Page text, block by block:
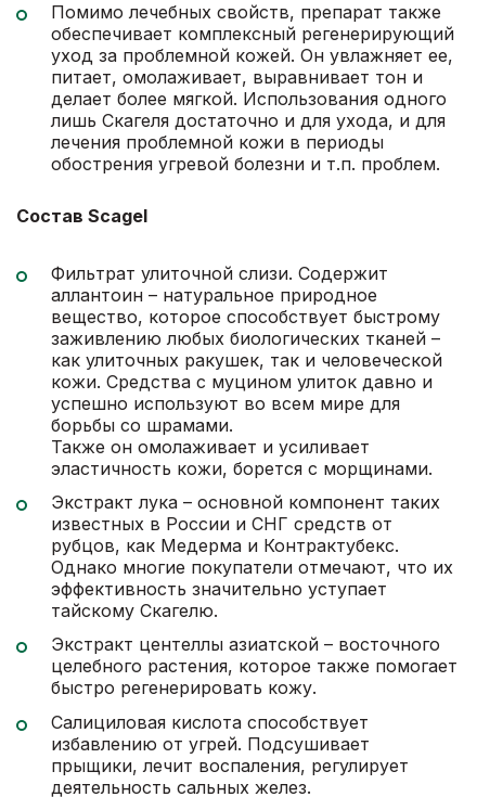
Помимо лечебных свойств, препарат также
обеспечивает комплексный регенерирующий
уход за проблемной кожей. Он увлажняет ее,
питает, омолаживает, выравнивает тон и
делает более мягкой. Использования одного
лишь Скагеля достаточно и для ухода, и для
лечения проблемной кожи в периоды
обострения угревой болезни и т.п. проблем.
Состав Scagel
Фильтрат улиточной слизи. Содержит
аллантоин – натуральное природное
вещество, которое способствует быстрому
заживлению любых биологических тканей –
как улиточных ракушек, так и человеческой
кожи. Средства с муцином улиток давно и
успешно используют во всем мире для
борьбы со шрамами.
Также он омолаживает и усиливает
эластичность кожи, борется с морщинами.
Экстракт лука – основной компонент таких
известных в России и СНГ средств от
рубцов, как Медерма и Контрактубекс.
Однако многие покупатели отмечают, что их
эффективность значительно уступает
тайскому Скагелю.
Экстракт центеллы азиатской – восточного
целебного растения, которое также помогает
быстро регенерировать кожу.
Салициловая кислота способствует
избавлению от угрей. Подсушивает
прыщики, лечит воспаления, регулирует
деятельность сальных желез.